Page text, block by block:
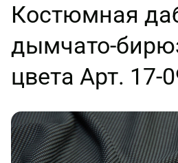
Костюмная
дымчато-
цвета Арт. 17-